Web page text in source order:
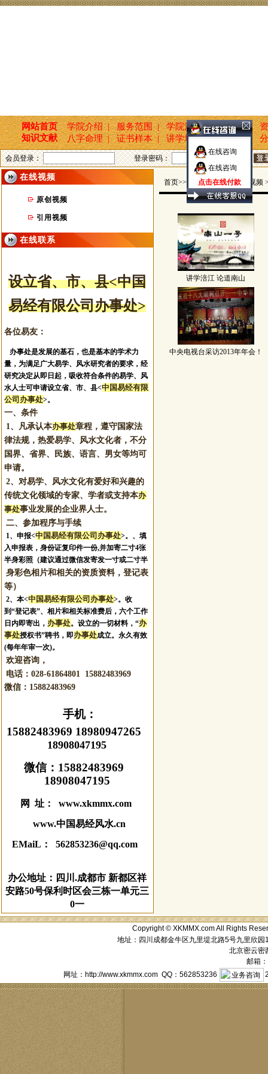
在线咨询
在线咨询
点击在线付款
网站首页 学院介绍 | 服务范围 | 学院活动 | 新闻报道 |
知识文献
八字命理 | 证书样本 | 讲学培训 | 国学文化 |
会员登录： 登录密码：
在线视频
原创视频
引用视频
在线联系
设立省、市、县<中国
易经有限公司办事处>
各位易友：
办事处是发展的基石，也是基本的学术力
量，为满足广大易学、风水研究者的要求，经
研究决定从即日起，吸收符合条件的易学、风
水人士可申请设立省、市、县<中国易经有限
公司办事处>。
一、条件
1、凡承认本办事处章程，遵守国家法
律法规，热爱易学、风水文化者，不分
国界、省界、民族、语言、男女等均可
申请。
2、对易学、风水文化有爱好和兴趣的
传统文化领域的专家、学者或支持本办
事处事业发展的企业界人士。
二、参加程序与手续
1、申报<中国易经有限公司办事处>。 、填
入申报表，身份证复印件一份,并加寄二寸4张
半身彩照（建议通过微信发寄发一寸或二寸半
身彩色相片和相关的资质资料，登记表
等）
2、本<中国易经有限公司办事处>。收
到“登记表”、相片和相关标准费后，六个工作
日内即寄出， 办事处。设立的一切材料，“办
事处授权书”聘书，即办事处成立。永久有效
(每年年审一次)。
欢迎咨询，
电话：028-61864801 15882483969
微信： 15882483969
手机：
15882483969 18980947265
18908047195
微信： 15882483969
18908047195
网 址： www.xkmmx.com
www.中国易经风水.cn
EMaiL： 562853236@qq.com
办公地址：四川.成都市 新都区祥
安路50号保利时区会三栋一单元三
0一
首页>>玄坤命名轩 >> 在线视频
讲学涪江 论道南山
中央电视台采访2013年年会！
Copyright © XKMMX.com All Rights
地址：四川成都金牛区九里堤北路5号九里欣
北京密云密
邮箱
网址：http://www.xkmmx.com QQ：562853236